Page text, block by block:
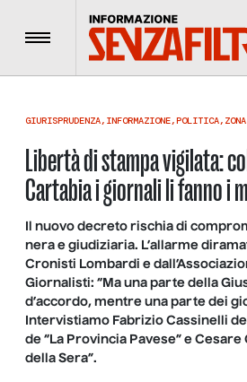
Menu
GIURISPRUDENZA, INFORMAZIONE,POLITICA,
Libertà di stampa vigilata:
Cartabia i giornali li fanno i
Il nuovo decreto rischia di
nera e giudiziaria. L’allarme
Cronisti Lombardi e
Giornalisti: “Ma una parte della
d’accordo, mentre una parte dei
Intervistiamo Fabrizio Cassinelli
de “La Provincia Pavese” e
della Sera”.